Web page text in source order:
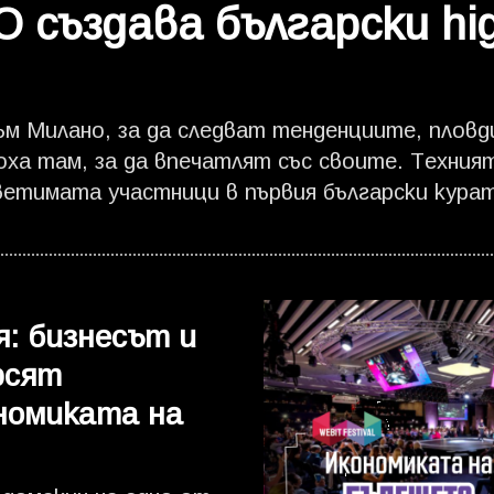
създава български
Милано, за да следват тенденциите,
там, за да впечатлят със своите.
участници в първия български
десет години, след професионален
в Милано, той натрупва опит в едно от
е да създават пространства и
За семейния бизнес, доверието,
сцена за дизайн - гледайте във
бизнесът и
на